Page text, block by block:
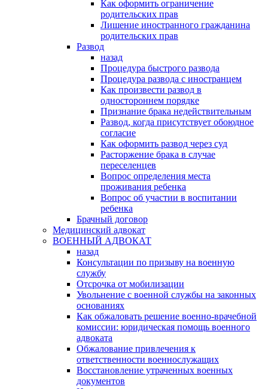
Как оформить ограничение
родительских прав
Лишение иностранного гражданина
родительских прав
Развод
назад
Процедура быстрого развода
Процедура развода с иностранцем
Как произвести развод в
одностороннем порядке
Признание брака недействительным
Развод, когда присутствует обоюдное
согласие
Как оформить развод через суд
Расторжение брака в случае
переселенцев
Вопрос определения места
проживания ребенка
Вопрос об участии в воспитании
ребенка
Брачный договор
Медицинский адвокат
ВОЕННЫЙ АДВОКАТ
назад
Консультации по призыву на военную
службу
Отсрочка от мобилизации
Увольнение с военной службы на законных
основаниях
Как обжаловать решение военно-врачебной
комиссии: юридическая помощь военного
адвоката
Обжалование привлечения к
ответственности военнослужащих
Восстановление утраченных военных
документов